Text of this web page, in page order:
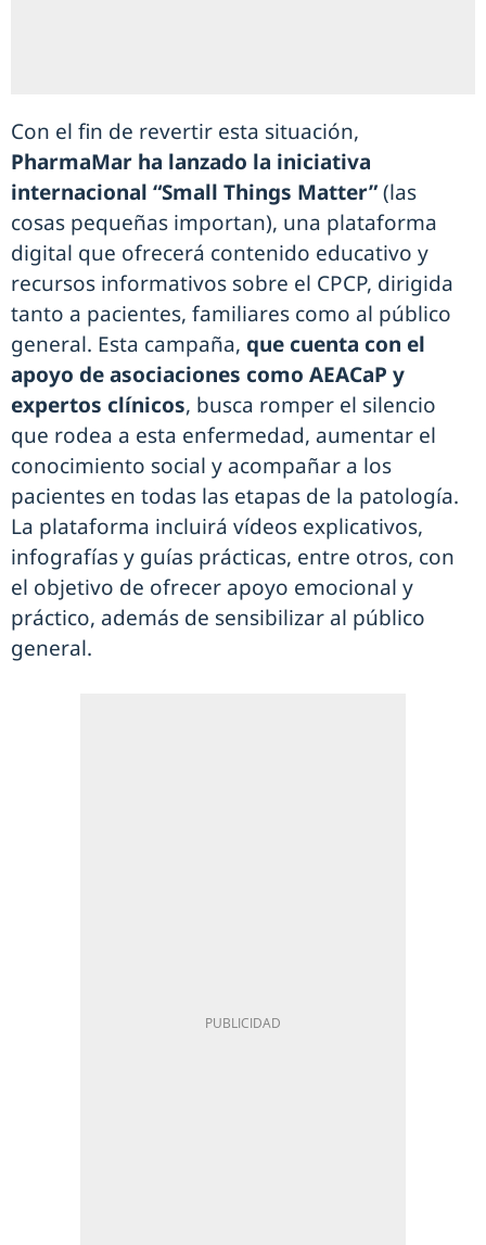
Con el fin de revertir esta situación,
PharmaMar ha lanzado la iniciativa
internacional “Small Things Matter”(las
cosas pequeñas importan), una plataforma
digital que ofrecerá contenido educativo y
recursos informativos sobre el CPCP, dirigida
tanto a pacientes, familiares como al público
general. Esta campaña, que cuenta con el
apoyo de asociaciones como AEACaP y
expertos clínicos, busca romper el silencio
que rodea a esta enfermedad, aumentar el
conocimiento social y acompañar a los
pacientes en todas las etapas de la patología.
La plataforma incluirá vídeos explicativos,
infografías y guías prácticas, entre otros, con
el objetivo de ofrecer apoyo emocional y
práctico, además de sensibilizar al público
general.